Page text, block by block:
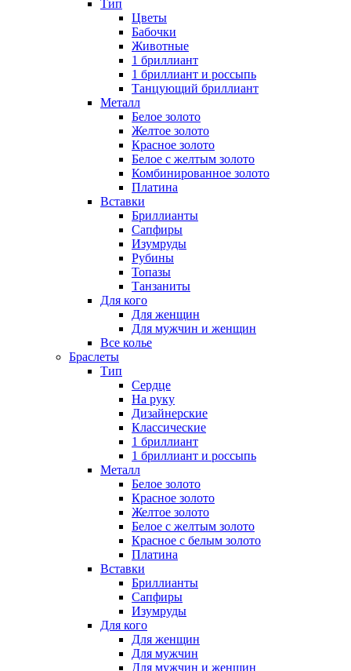
Тип
Цветы
Бабочки
Животные
1 бриллиант
1 бриллиант и россыпь
Танцующий бриллиант
Металл
Белое золото
Желтое золото
Красное золото
Белое с желтым золото
Комбинированное золото
Платина
Вставки
Бриллианты
Сапфиры
Изумруды
Рубины
Топазы
Танзаниты
Для кого
Для женщин
Для мужчин и женщин
Все колье
Браслеты
Тип
Сердце
На руку
Дизайнерские
Классические
1 бриллиант
1 бриллиант и россыпь
Металл
Белое золото
Красное золото
Желтое золото
Белое с желтым золото
Красное с белым золото
Платина
Вставки
Бриллианты
Сапфиры
Изумруды
Для кого
Для женщин
Для мужчин
Для мужчин и женщин